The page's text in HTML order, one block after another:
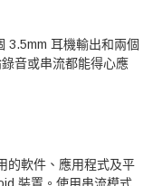
3.5mm 耳機輸出和兩個
音或串流都能得心應
的軟件、應用程式及平
裝置。使用串流模式